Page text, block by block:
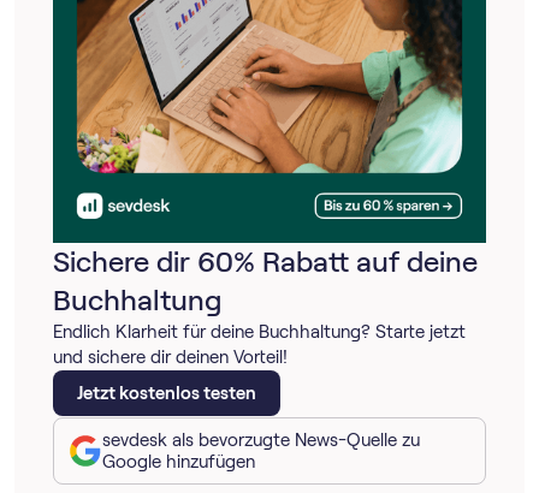
Sichere dir 60% Rabatt auf deine
Buchhaltung
Endlich Klarheit für deine Buchhaltung? Starte jetzt
und sichere dir deinen Vorteil!
Jetzt kostenlos testen
sevdesk als bevorzugte News-Quelle zu
Google hinzufügen